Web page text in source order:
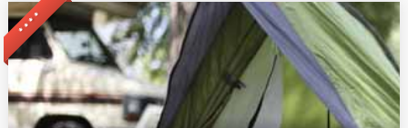
* * * *